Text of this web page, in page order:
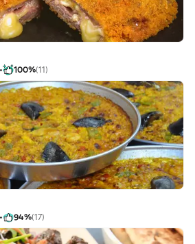
100%(11)
94%(17)